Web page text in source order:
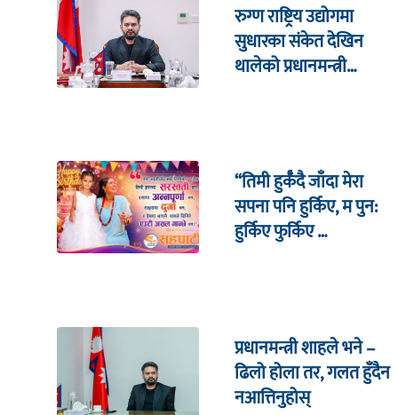
रुग्ण राष्ट्रिय उद्योगमा
सुधारका संकेत देखिन
थालेको प्रधानमन्त्री
“तिमी हुर्कँदै जाँदा मेरा
सपना पनि हुर्किए, म पुन:
हुर्किए फुर्किए …
प्रधानमन्त्री शाहले भने –
ढिलो होला तर, गलत हुँदैन
नआत्तिनुहोस्